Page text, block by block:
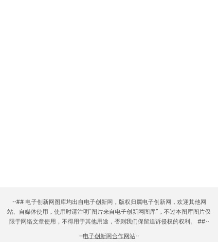
--## 电子创新网图库均出自电子创新网，版权归属电子创新网，欢迎其他网
站、自媒体使用，使用时请注明“图片来自电子创新网图库”，不过本图库图片仅
限于网络文章使用，不得用于其他用途，否则我们保留追诉侵权的权利。 ##--
--电子创新网合作网站--